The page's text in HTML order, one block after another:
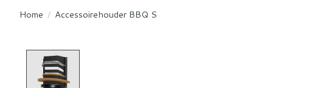
Home / Accessoirehouder BBQ S